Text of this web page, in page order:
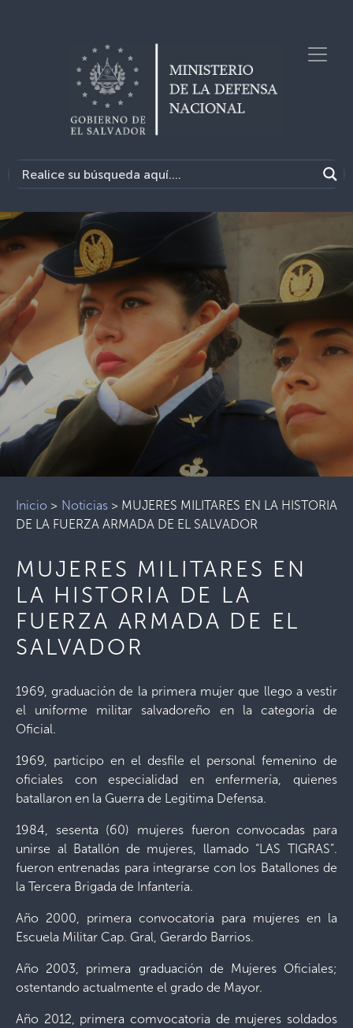
Inicio > Noticias> MUJERES MILITARES EN LA HISTORIA
DE LA FUERZA ARMADA DE EL SALVADOR
MUJERES MILITARES EN
LA HISTORIA DE LA
FUERZA ARMADA DE EL
SALVADOR
1969, graduación de la primera mujer que llego a vestir
el uniforme militar salvadoreño en la categoría de
Oficial.
1969, participo en el desfile el personal femenino de
oficiales con especialidad en enfermería, quienes
batallaron en la Guerra de Legitima Defensa.
1984, sesenta (60) mujeres fueron convocadas para
unirse al Batallón de mujeres, llamado “LAS TIGRAS”.
fueron entrenadas para integrarse con los Batallones de
la Tercera Brigada de Infantería.
Año 2000, primera convocatoria para mujeres en la
Escuela Militar Cap. Gral, Gerardo Barrios.
Año 2003, primera graduación de Mujeres Oficiales;
ostentando actualmente el grado de Mayor.
Año 2012, primera comvocatoria de mujeres soldados